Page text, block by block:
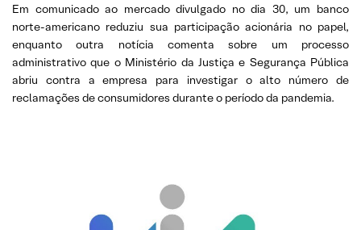
Em comunicado ao mercado divulgado no dia 30, um banco
norte-americano reduziu sua participação acionária no papel,
enquanto outra notícia comenta sobre um processo
administrativo que o Ministério da Justiça e Segurança Pública
abriu contra a empresa para investigar o alto número de
reclamações de consumidores durante o período da pandemia.